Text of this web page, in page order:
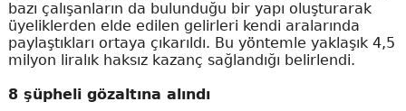
bazı çalışanların da bulunduğu bir yapı oluşturarak
üyeliklerden elde edilen gelirleri kendi aralarında
paylaştıkları ortaya çıkarıldı. Bu yöntemle yaklaşık 4,5
milyon liralık haksız kazanç sağlandığı belirlendi.
8 şüpheli gözaltına alındı